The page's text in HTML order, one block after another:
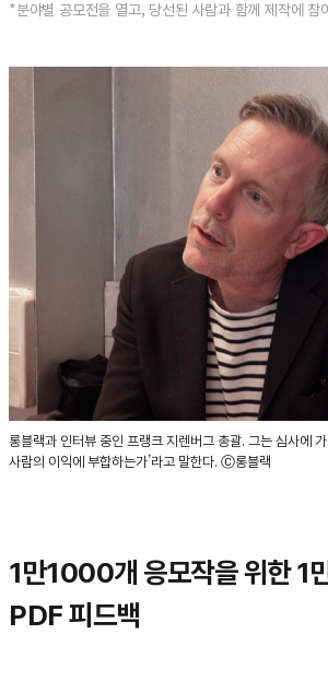
*분야별 공모전을 열고, 당선된 사람과 함께 제작에 참
롱블랙과 인터뷰 중인 프랭크 지렌버그 총괄. 그는 심사에
사람의 이익에 부합하는가’라고 말한다. Ⓒ롱블랙
1만1000개 응모작을 위한 1
PDF 피드백